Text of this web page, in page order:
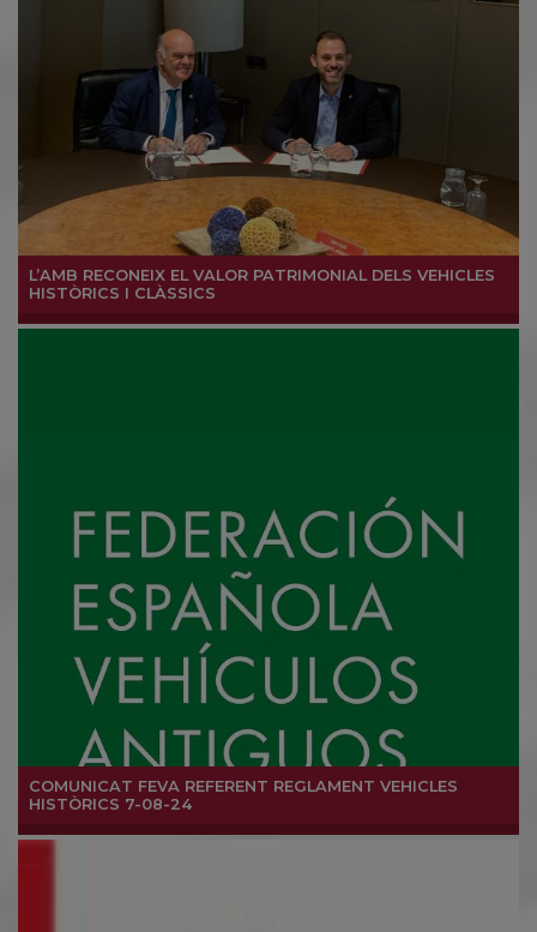
L’AMB RECONEIX EL VALOR PATRIMONIAL DELS VEHICLES
HISTÒRICS I CLÀSSICS
COMUNICAT FEVA REFERENT REGLAMENT VEHICLES
HISTÒRICS 7-08-24